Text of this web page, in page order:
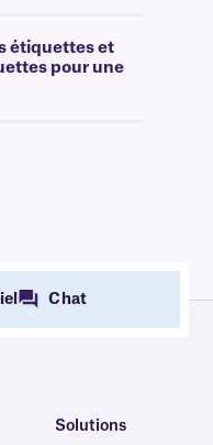
étiquettes et
pour une
Chat
Solutions